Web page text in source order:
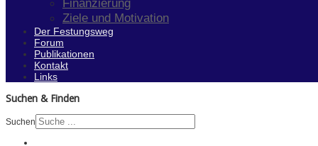
Finanzierung
Ziele und Motivation
Der Festungsweg
Forum
Publikationen
Kontakt
Links
Suchen & Finden
Suchen